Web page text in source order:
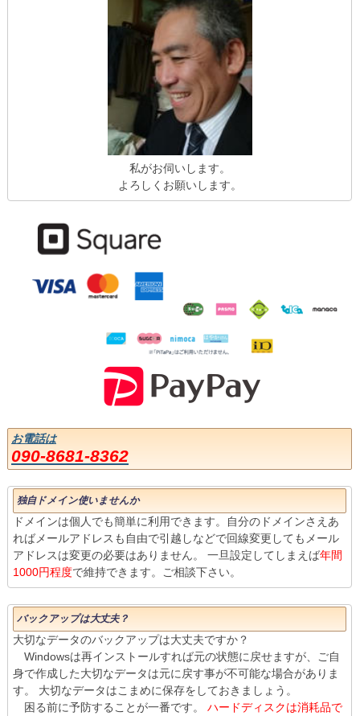
私がお伺いします。
よろしくお願いします。
お電話は
090-8681-8362
独自ドメイン使いませんか
ドメインは個人でも簡単に利用できます。自分のドメインさえあ
ればメールアドレスも自由で引越しなどで回線変更してもメール
アドレスは変更の必要はありません。 一旦設定してしまえば年間
1000円程度で維持できます。ご相談下さい。
バックアップは大丈夫？
大切なデータのバックアップは大丈夫ですか？
Windowsは再インストールすれば元の状態に戻せますが、ご自
身で作成した大切なデータは元に戻す事が不可能な場合がありま
す。 大切なデータはこまめに保存をしておきましょう。
困る前に予防することが一番です。 ハードディスクは消耗品で